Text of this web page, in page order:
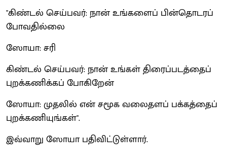
"கிண்டல் செய்பவர்: நான் உங்களைப் பின்தொடரப்
போவதில்லை
ஸோயா: சரி
கிண்டல் செய்பவர்: நான் உங்கள் திரைப்படத்தைப்
புறக்கணிக்கப் போகிறேன்
ஸோயா: முதலில் என் சமூக வலைதளப் பக்கத்தைப்
புறக்கணியுங்கள்".
இவ்வாறு ஸோயா பதிவிட்டுள்ளார்.